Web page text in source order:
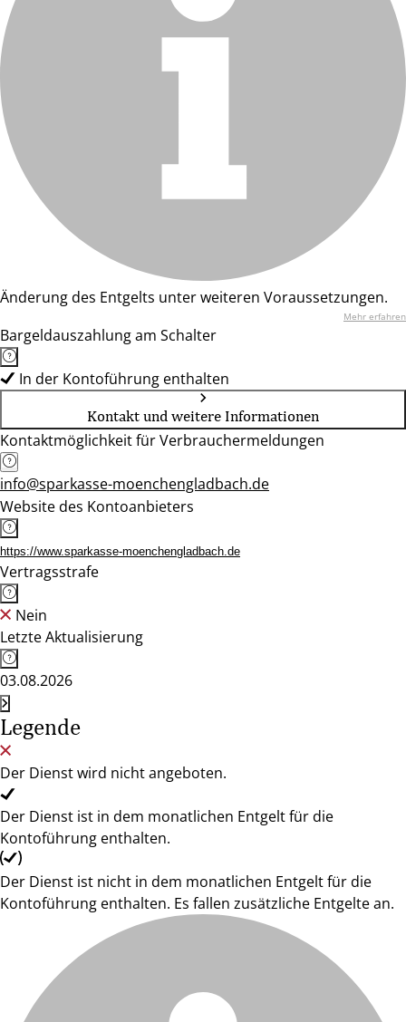
Änderung des Entgelts unter weiteren Voraussetzungen.
Mehr erfahren
Bargeldauszahlung am Schalter
In der Kontoführung enthalten
Kontakt und weitere Informationen
Kontaktmöglichkeit für Verbrauchermeldungen
info@sparkasse-moenchengladbach.de
Website des Kontoanbieters
https://www.sparkasse-moenchengladbach.de
Vertragsstrafe
Nein
Letzte Aktualisierung
03.08.2026
Legende
Der Dienst wird nicht angeboten.
Der Dienst ist in dem monatlichen Entgelt für die
Kontoführung enthalten.
Der Dienst ist nicht in dem monatlichen Entgelt für die
Kontoführung enthalten. Es fallen zusätzliche Entgelte an.